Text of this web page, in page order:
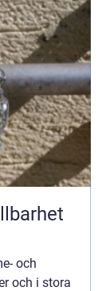
och
och i stora